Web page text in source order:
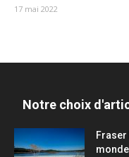
17 mai 2022
Notre choix
monde